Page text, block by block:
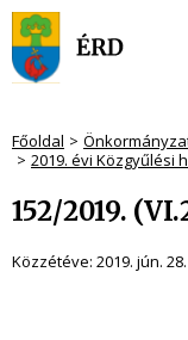
Főoldal
2019. évi Közgyűlési
152/2019.
Közzétéve: 2019. jún. 28.